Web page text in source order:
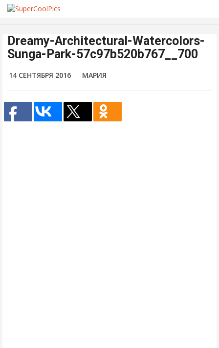
Dreamy-Architectural-Watercolors-
Sunga-Park-57c97b520b767__700
14 СЕНТЯБРЯ 2016 МАРИЯ